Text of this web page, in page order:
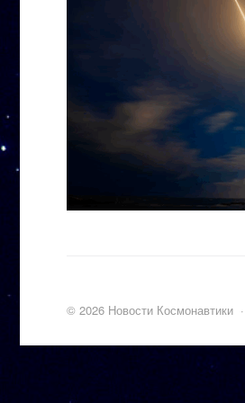
© 2026 Новости Космонавтики ·